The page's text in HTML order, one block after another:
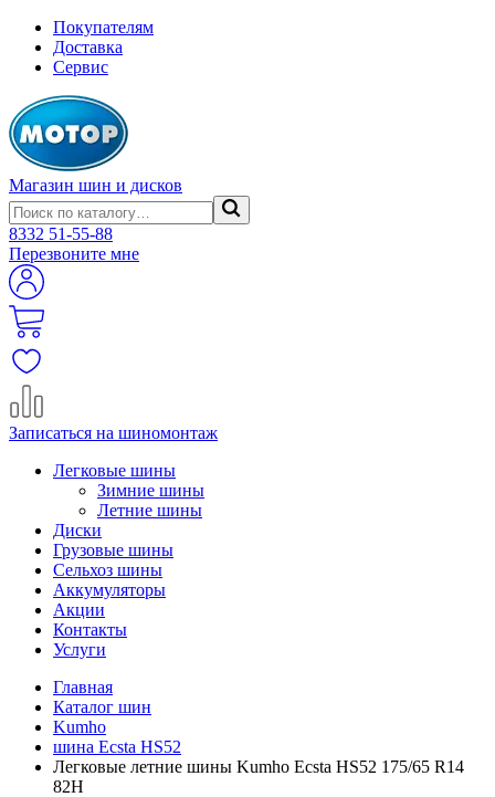
Покупателям
Доставка
Сервис
Магазин шин и дисков
8332 51-55-88
Перезвоните мне
Записаться на шиномонтаж
Легковые шины
Зимние шины
Летние шины
Диски
Грузовые шины
Сельхоз шины
Аккумуляторы
Акции
Контакты
Услуги
Главная
Каталог шин
Kumho
шина Ecsta HS52
Легковые летние шины Kumho Ecsta HS52 175/65 R14
82H